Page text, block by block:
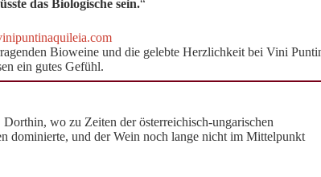
das Biologische sein.“
Bioweine und die gelebte Herzlichkeit bei Vini
ein gutes Gefühl.
Dorthin, wo zu Zeiten der österreichisch-ungarischen
dominierte, und der Wein noch lange nicht im Mittelpunkt